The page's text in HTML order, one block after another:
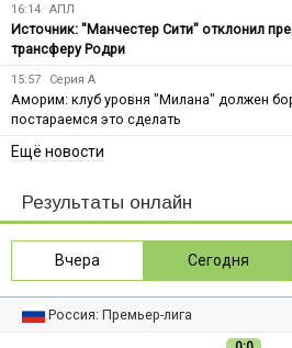
16:14 АПЛ
Источник: "Манчестер Сити" отклонил
трансферу Родри
15:57 Серия А
Аморим: клуб уровня "Милана" должен
постараемся это сделать
Ещё новости
Результаты онлайн
Вчера Сегодня
Россия: Премьер-лига